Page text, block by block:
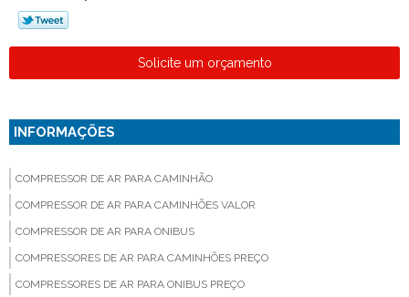
Solicite um orçamento
INFORMAÇÕES
COMPRESSOR DE AR PARA CAMINHÃO
COMPRESSOR DE AR PARA CAMINHÕES VALOR
COMPRESSOR DE AR PARA ONIBUS
COMPRESSORES DE AR PARA CAMINHÕES PREÇO
COMPRESSORES DE AR PARA ONIBUS PREÇO